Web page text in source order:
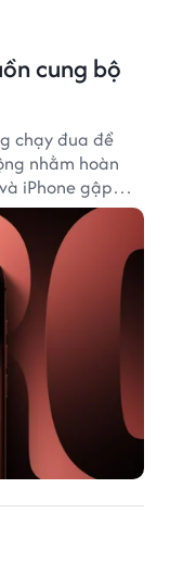
cung bộ
chạy đua để
nhằm hoàn
iPhone gập